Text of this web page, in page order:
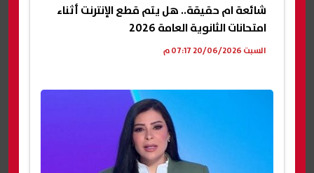
شائعة ام حقيقة.. هل يتم قطع الإنترنت أثناء
امتحانات الثانوية العامة 2026
السبت 20/06/2026 07:17 م